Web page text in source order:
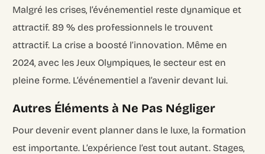
Malgré les crises, l’événementiel reste dynamique et
attractif. 89 % des professionnels le trouvent
attractif. La crise a boosté l’innovation. Même en
2024, avec les Jeux Olympiques, le secteur est en
pleine forme. L’événementiel a l’avenir devant lui.
Autres Éléments à Ne Pas Négliger
Pour devenir event planner dans le luxe, la formation
est importante. L’expérience l’est tout autant. Stages,